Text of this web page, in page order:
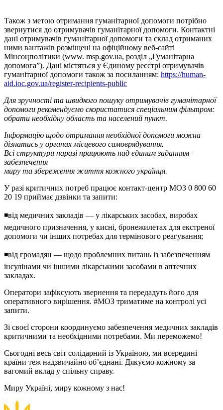
Також з метою отримання гуманітарної допомоги потрібно
звернутися до отримувачів гуманітарної допомоги. Контактні
дані отримувачів гуманітарної допомоги та склад отриманих
ними вантажів розміщені на офіційному веб-сайті
Мінсоцполітики (www. msp.gov.ua, розділ „Гуманітарна
допомога”). Дані містяться у Єдиному реєстрі отримувачів
гуманітарної допомоги також за посиланням: https://human-
aid.ioc.gov.ua/register-recipients-public
Для зручності та швидкого пошуку отримувачів гуманітарної
допомоги рекомендуємо скористатися спеціальним фільтром:
обрати необхідну область та населений пункт.
Інформацію щодо отримання необхідної допомоги можна
дізнатись у органах місцевого самоврядування.
Всі структури наразі працюють над єдиним заданням–
забезпечення
миру та збереження життя кожного українця.
У разі критичних потреб працює контакт-центр МОЗ 0 800 60
20 19 приймає дзвінки та запити:
◾від медичних закладів — у лікарських засобах, виробах
медичного призначення, у кисні, бронежилетах для екстреної
допомоги чи інших потребах для термінового реагування;
◾від громадян — щодо проблемних питань із забезпеченням
інсулінами чи іншими лікарськими засобами в аптечних
закладах.
Оператори зафіксують звернення та передадуть його для
оперативного вирішення. #МОЗ триматиме на контролі усі
запити.
Зі своєї сторони координуємо забезпечення медичних закладів
критичними та необхідними потребами. Ми переможемо!
Сьогодні весь світ солідарний із Україною, ми всередині
країни теж надзвичайно об’єднані. Дякуємо кожному за
вагомий вклад у спільну справу.
Миру Україні, миру кожному з нас!